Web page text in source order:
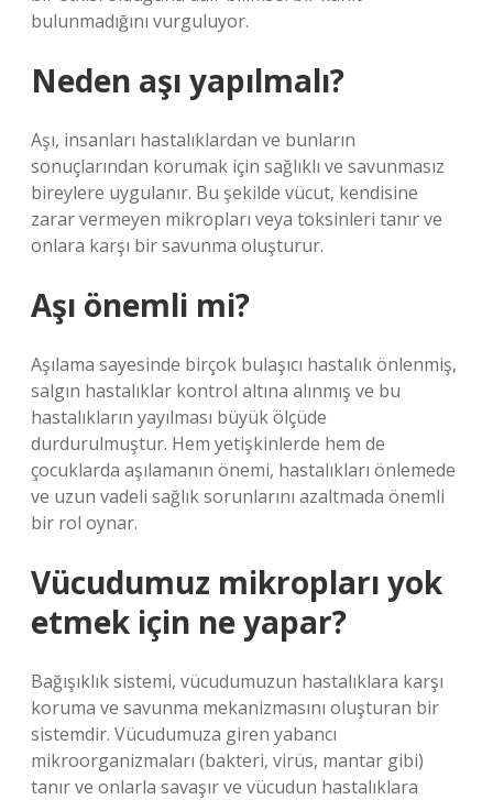
bulunmadığını vurguluyor.
Neden aşı yapılmalı?
Aşı, insanları hastalıklardan ve bunların
sonuçlarından korumak için sağlıklı ve savunmasız
bireylere uygulanır. Bu şekilde vücut, kendisine
zarar vermeyen mikropları veya toksinleri tanır ve
onlara karşı bir savunma oluşturur.
Aşı önemli mi?
Aşılama sayesinde birçok bulaşıcı hastalık önlenmiş,
salgın hastalıklar kontrol altına alınmış ve bu
hastalıkların yayılması büyük ölçüde
durdurulmuştur. Hem yetişkinlerde hem de
çocuklarda aşılamanın önemi, hastalıkları önlemede
ve uzun vadeli sağlık sorunlarını azaltmada önemli
bir rol oynar.
Vücudumuz mikropları yok
etmek için ne yapar?
Bağışıklık sistemi, vücudumuzun hastalıklara karşı
koruma ve savunma mekanizmasını oluşturan bir
sistemdir. Vücudumuza giren yabancı
mikroorganizmaları (bakteri, virüs, mantar gibi)
tanır ve onlarla savaşır ve vücudun hastalıklara